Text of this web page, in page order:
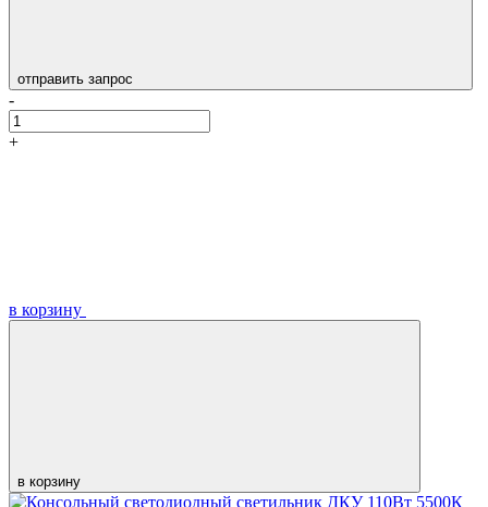
отправить запрос
-
+
в корзину
в корзину